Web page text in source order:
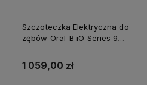
Szczoteczka Elektryczna do
zębów Oral-B iO Series 9
Oral-B iO Ultimate Clean
1 059,00 zł